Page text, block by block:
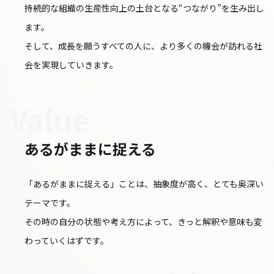
持続的な組織の生産性向上の土台となる“つながり”を生み出し
ます。
そして、成長を願うすべての人に、より多くの機会が訪れる社
会を実現していきます。
あるがままに捉える
「あるがままに捉える」ことは、抽象度が高く、とても奥深い
テーマです。
その時の自分の状態や考え方によって、きっと解釈や意味も変
わっていくはずです。